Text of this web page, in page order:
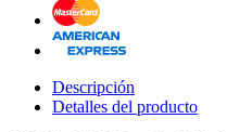
Descripción
Detalles del producto